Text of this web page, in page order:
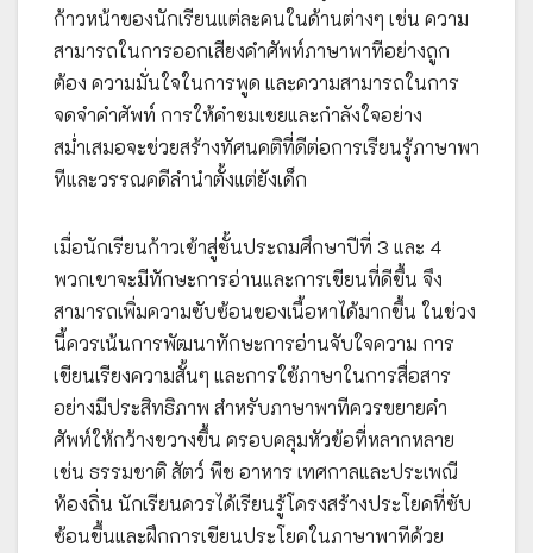
ก้าวหน้าของนักเรียนแต่ละคนในด้านต่างๆ เช่น ความ
สามารถในการออกเสียงคำศัพท์ภาษาพาทีอย่างถูก
ต้อง ความมั่นใจในการพูด และความสามารถในการ
จดจำคำศัพท์ การให้คำชมเชยและกำลังใจอย่าง
สม่ำเสมอจะช่วยสร้างทัศนคติที่ดีต่อการเรียนรู้ภาษาพา
ทีและวรรณคดีลำนำตั้งแต่ยังเด็ก
เมื่อนักเรียนก้าวเข้าสู่ชั้นประถมศึกษาปีที่ 3 และ 4
พวกเขาจะมีทักษะการอ่านและการเขียนที่ดีขึ้น จึง
สามารถเพิ่มความซับซ้อนของเนื้อหาได้มากขึ้น ในช่วง
นี้ควรเน้นการพัฒนาทักษะการอ่านจับใจความ การ
เขียนเรียงความสั้นๆ และการใช้ภาษาในการสื่อสาร
อย่างมีประสิทธิภาพ สำหรับภาษาพาทีควรขยายคำ
ศัพท์ให้กว้างขวางขึ้น ครอบคลุมหัวข้อที่หลากหลาย
เช่น ธรรมชาติ สัตว์ พืช อาหาร เทศกาลและประเพณี
ท้องถิ่น นักเรียนควรได้เรียนรู้โครงสร้างประโยคที่ซับ
ซ้อนขึ้นและฝึกการเขียนประโยคในภาษาพาทีด้วย